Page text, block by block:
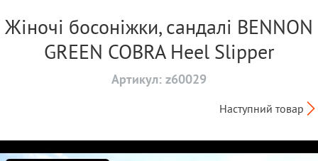
Жіночі босоніжки, сандалі BENNON
GREEN COBRA Heel Slipper
Артикул: z60029
Наступний товар